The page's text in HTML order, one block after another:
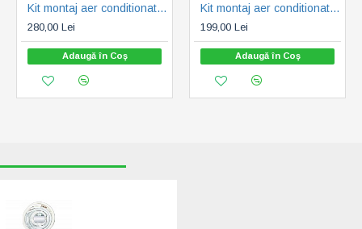
Kit montaj aer conditionat 24000 BTU (11798)
280,00 Lei
Adaugă în Coş
Kit montaj aer conditionat 9000-12000 BTU (11796)
199,00 Lei
Adaugă în Coş